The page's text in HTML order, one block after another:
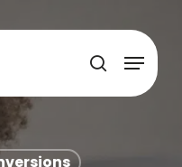
recherche
Menu